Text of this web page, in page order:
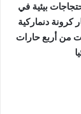
بسبب احتجاجات بيئية في
كلفة #المشروع 52.6 مليار كرونة دنماركية
من أربع حارات